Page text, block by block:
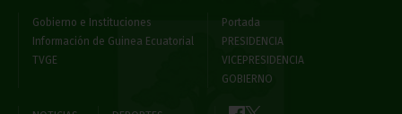
Gobierno e Instituciones
Información de Guinea Ecuatorial
TVGE
Portada
PRESIDENCIA
VICEPRESIDENCIA
GOBIERNO